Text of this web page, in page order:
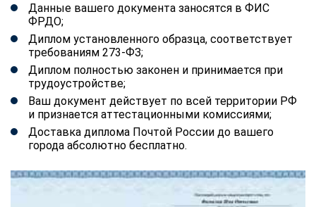
Данные вашего документа заносятся в ФИС
ФРДО;
Диплом установленного образца, соответствует
требованиям 273-ФЗ;
Диплом полностью законен и принимается при
трудоустройстве;
Ваш документ действует по всей территории РФ
и признается аттестационными комиссиями;
Доставка диплома Почтой России до вашего
города абсолютно бесплатно.